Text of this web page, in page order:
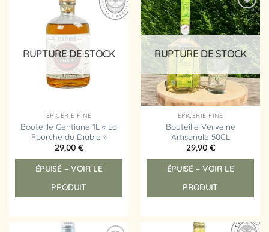
Ajouter
RUPTURE DE STOCK
EPICERIE FINE
Bouteille Gentiane 1L « La
Fourche du Diable »
29,00 €
ÉPUISÉ – VOIR LE
PRODUIT
Ajouter
à la
liste
d’envies
RUPTURE DE STOCK
EPICERIE FINE
Bouteille Verveine
Artisanale 50CL
29,90 €
ÉPUISÉ – VOIR LE
PRODUIT